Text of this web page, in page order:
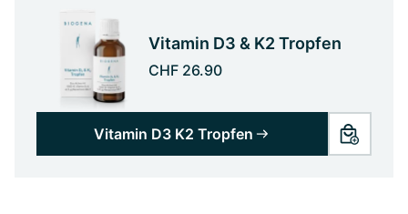
Vitamin D3 & K2 Tropfen
CHF 26.90
Vitamin D3 K2 Tropfen